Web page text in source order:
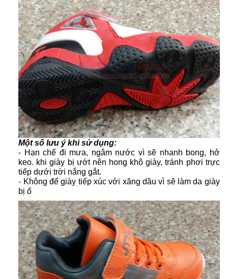
Một số lưu ý khi sử dụng:
- Hạn chế đi mưa, ngâm nước vì sẽ nhanh bong, hở
keo. khi giày bị ướt nên hong khô giày, tránh phơi trực
tiếp dưới trời nắng gắt.
- Không để giày tiếp xúc với xăng dầu vì sẽ làm da giày
bị ố